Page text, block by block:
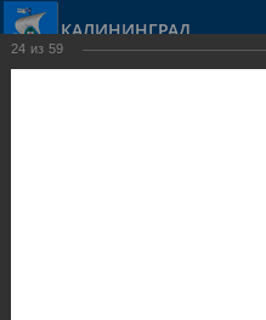
КАЛИНИНГРАД
24 из 59